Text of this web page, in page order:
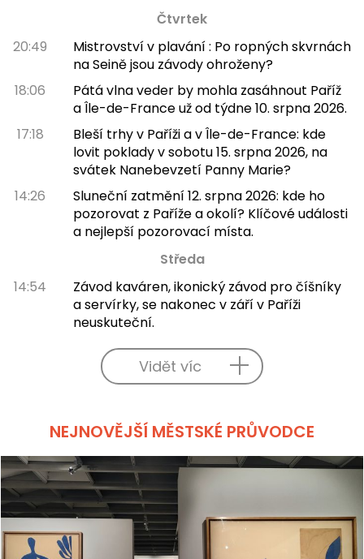
Čtvrtek
20:49
Mistrovství v plavání : Po ropných skvrnách
na Seině jsou závody ohroženy?
18:06
Pátá vlna veder by mohla zasáhnout Paříž
a Île-de-France už od týdne 10. srpna 2026.
17:18
Bleší trhy v Paříži a v Île-de-France: kde
lovit poklady v sobotu 15. srpna 2026, na
svátek Nanebevzetí Panny Marie?
14:26
Sluneční zatmění 12. srpna 2026: kde ho
pozorovat z Paříže a okolí? Klíčové události
a nejlepší pozorovací místa.
Středa
14:54
Závod kaváren, ikonický závod pro číšníky
a servírky, se nakonec v září v Paříži
neuskuteční.
Vidět víc
NEJNOVĚJŠÍ MĚSTSKÉ PRŮVODCE